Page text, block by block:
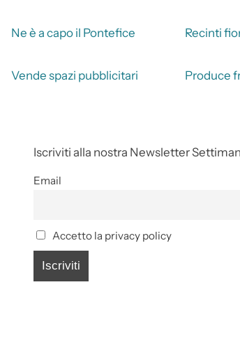
Ne è a capo il Pontefice
Recinti
Vende spazi pubblicitari
Produce
Iscriviti alla nostra Newsletter
Email
Accetto la privacy policy